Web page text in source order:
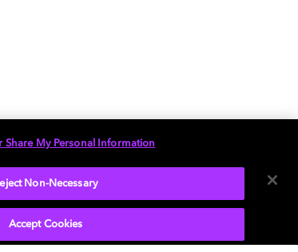
Share My Personal Information
Non-Necessary
Accept Cookies